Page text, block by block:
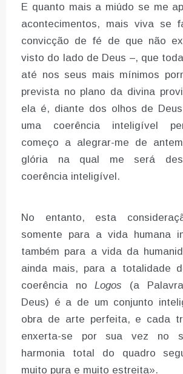
E quanto mais a miúdo se me
acontecimentos, mais viva se
convicção de fé de que não
visto do lado de Deus –, que
até nos seus mais mínimos
prevista no plano da divina
ela é, diante dos olhos de
uma coerência inteligível
começo a alegrar-me de
glória na qual me será
coerência inteligível.
No entanto, esta
somente para a vida humana
também para a vida da
ainda mais, para a totalidade
coerência noLogos (a
Deus) é a de um conjunto
obra de arte perfeita, e cada
enxerta-se por sua vez no
harmonia total do quadro
muito pura e muito estreita».